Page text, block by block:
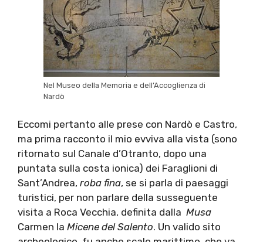
Nel Museo della Memoria e dell’Accoglienza di
Nardò
Eccomi pertanto alle prese con Nardò e Castro,
ma prima racconto il mio evviva alla vista (sono
ritornato sul Canale d’Otranto, dopo una
puntata sulla costa ionica) dei Faraglioni di
Sant’Andrea, roba fina, se si parla di paesaggi
turistici, per non parlare della susseguente
visita a Roca Vecchia, definita dalla Musa
Carmen la Micene del Salento. Un valido sito